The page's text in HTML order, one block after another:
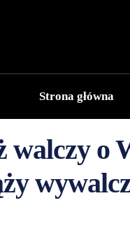
Strona główna
walczy o